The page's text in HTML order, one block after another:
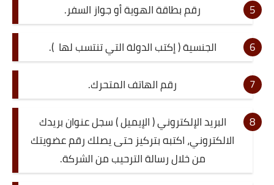
رقم بطاقة الهوية أو جواز السفر.
الجنسية ( إكتب الدولة التي تنتسب لها ).
رقم الهاتف المتحرك.
البريد الإلكتروني ( الإيميل ) سجل عنوان بريدك
الالكتروني، اكتبه بتركيز حتى يصلك رقم عضويتك
من خلال رسالة الترحيب من الشركة.